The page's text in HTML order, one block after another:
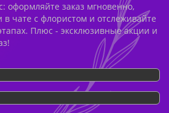
оформляйте заказ мгновенно,
в чате с флористом и отслеживайте
Плюс - эксклюзивные акции и